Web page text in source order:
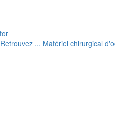
... Matériel chirurgical